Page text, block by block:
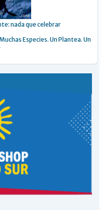
nada que celebrar
Especies. Un Plantea. Un